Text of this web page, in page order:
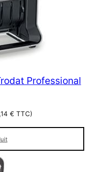
Professional
€ TTC)